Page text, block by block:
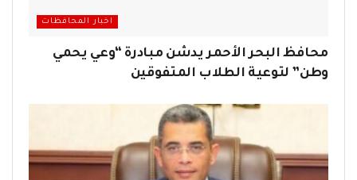
اخبار المحافظات
محافظ البحر الأحمر يدشن مبادرة “وعي يحمي
وطن” لتوعية الطلاب المتفوقين